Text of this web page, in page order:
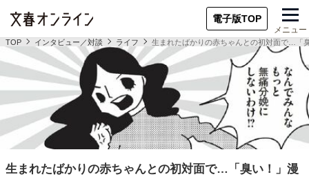
電子版TOP
メニュー
TOP インタビュー／対談 ライフ 生まれたばかりの赤ちゃんとの初対面で…「
生まれたばかりの赤ちゃんとの初対面で…「臭い！」漫